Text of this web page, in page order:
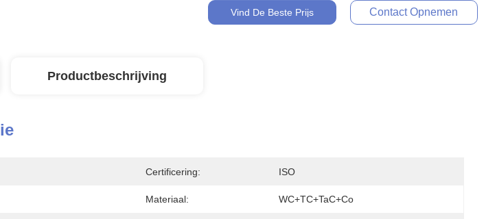
Vind De Beste Prijs Contact Opnemen
Productbeschrijving
Certificering: ISO
Materiaal: WC+TC+TaC+Co